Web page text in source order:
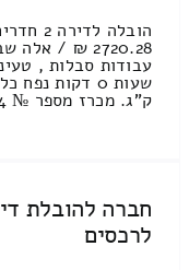
הובלה
ק”ג. מכרז מספר № m6841984 / [...]
לרכסים